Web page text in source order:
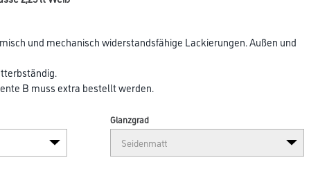
und mechanisch widerstandsfähige Lackierungen. Außen und
B muss extra bestellt werden.
Glanzgrad